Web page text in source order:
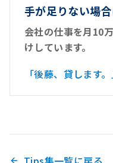
手が足りない場
会社の仕事を月10
けしています。
「後藤、貸します